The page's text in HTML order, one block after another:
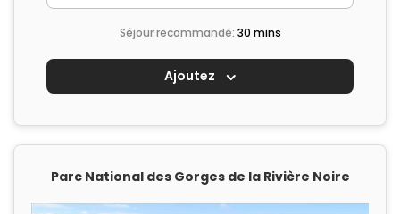
Séjour recommandé: 30 mins
Ajoutez
Parc National des Gorges de la Rivière Noire